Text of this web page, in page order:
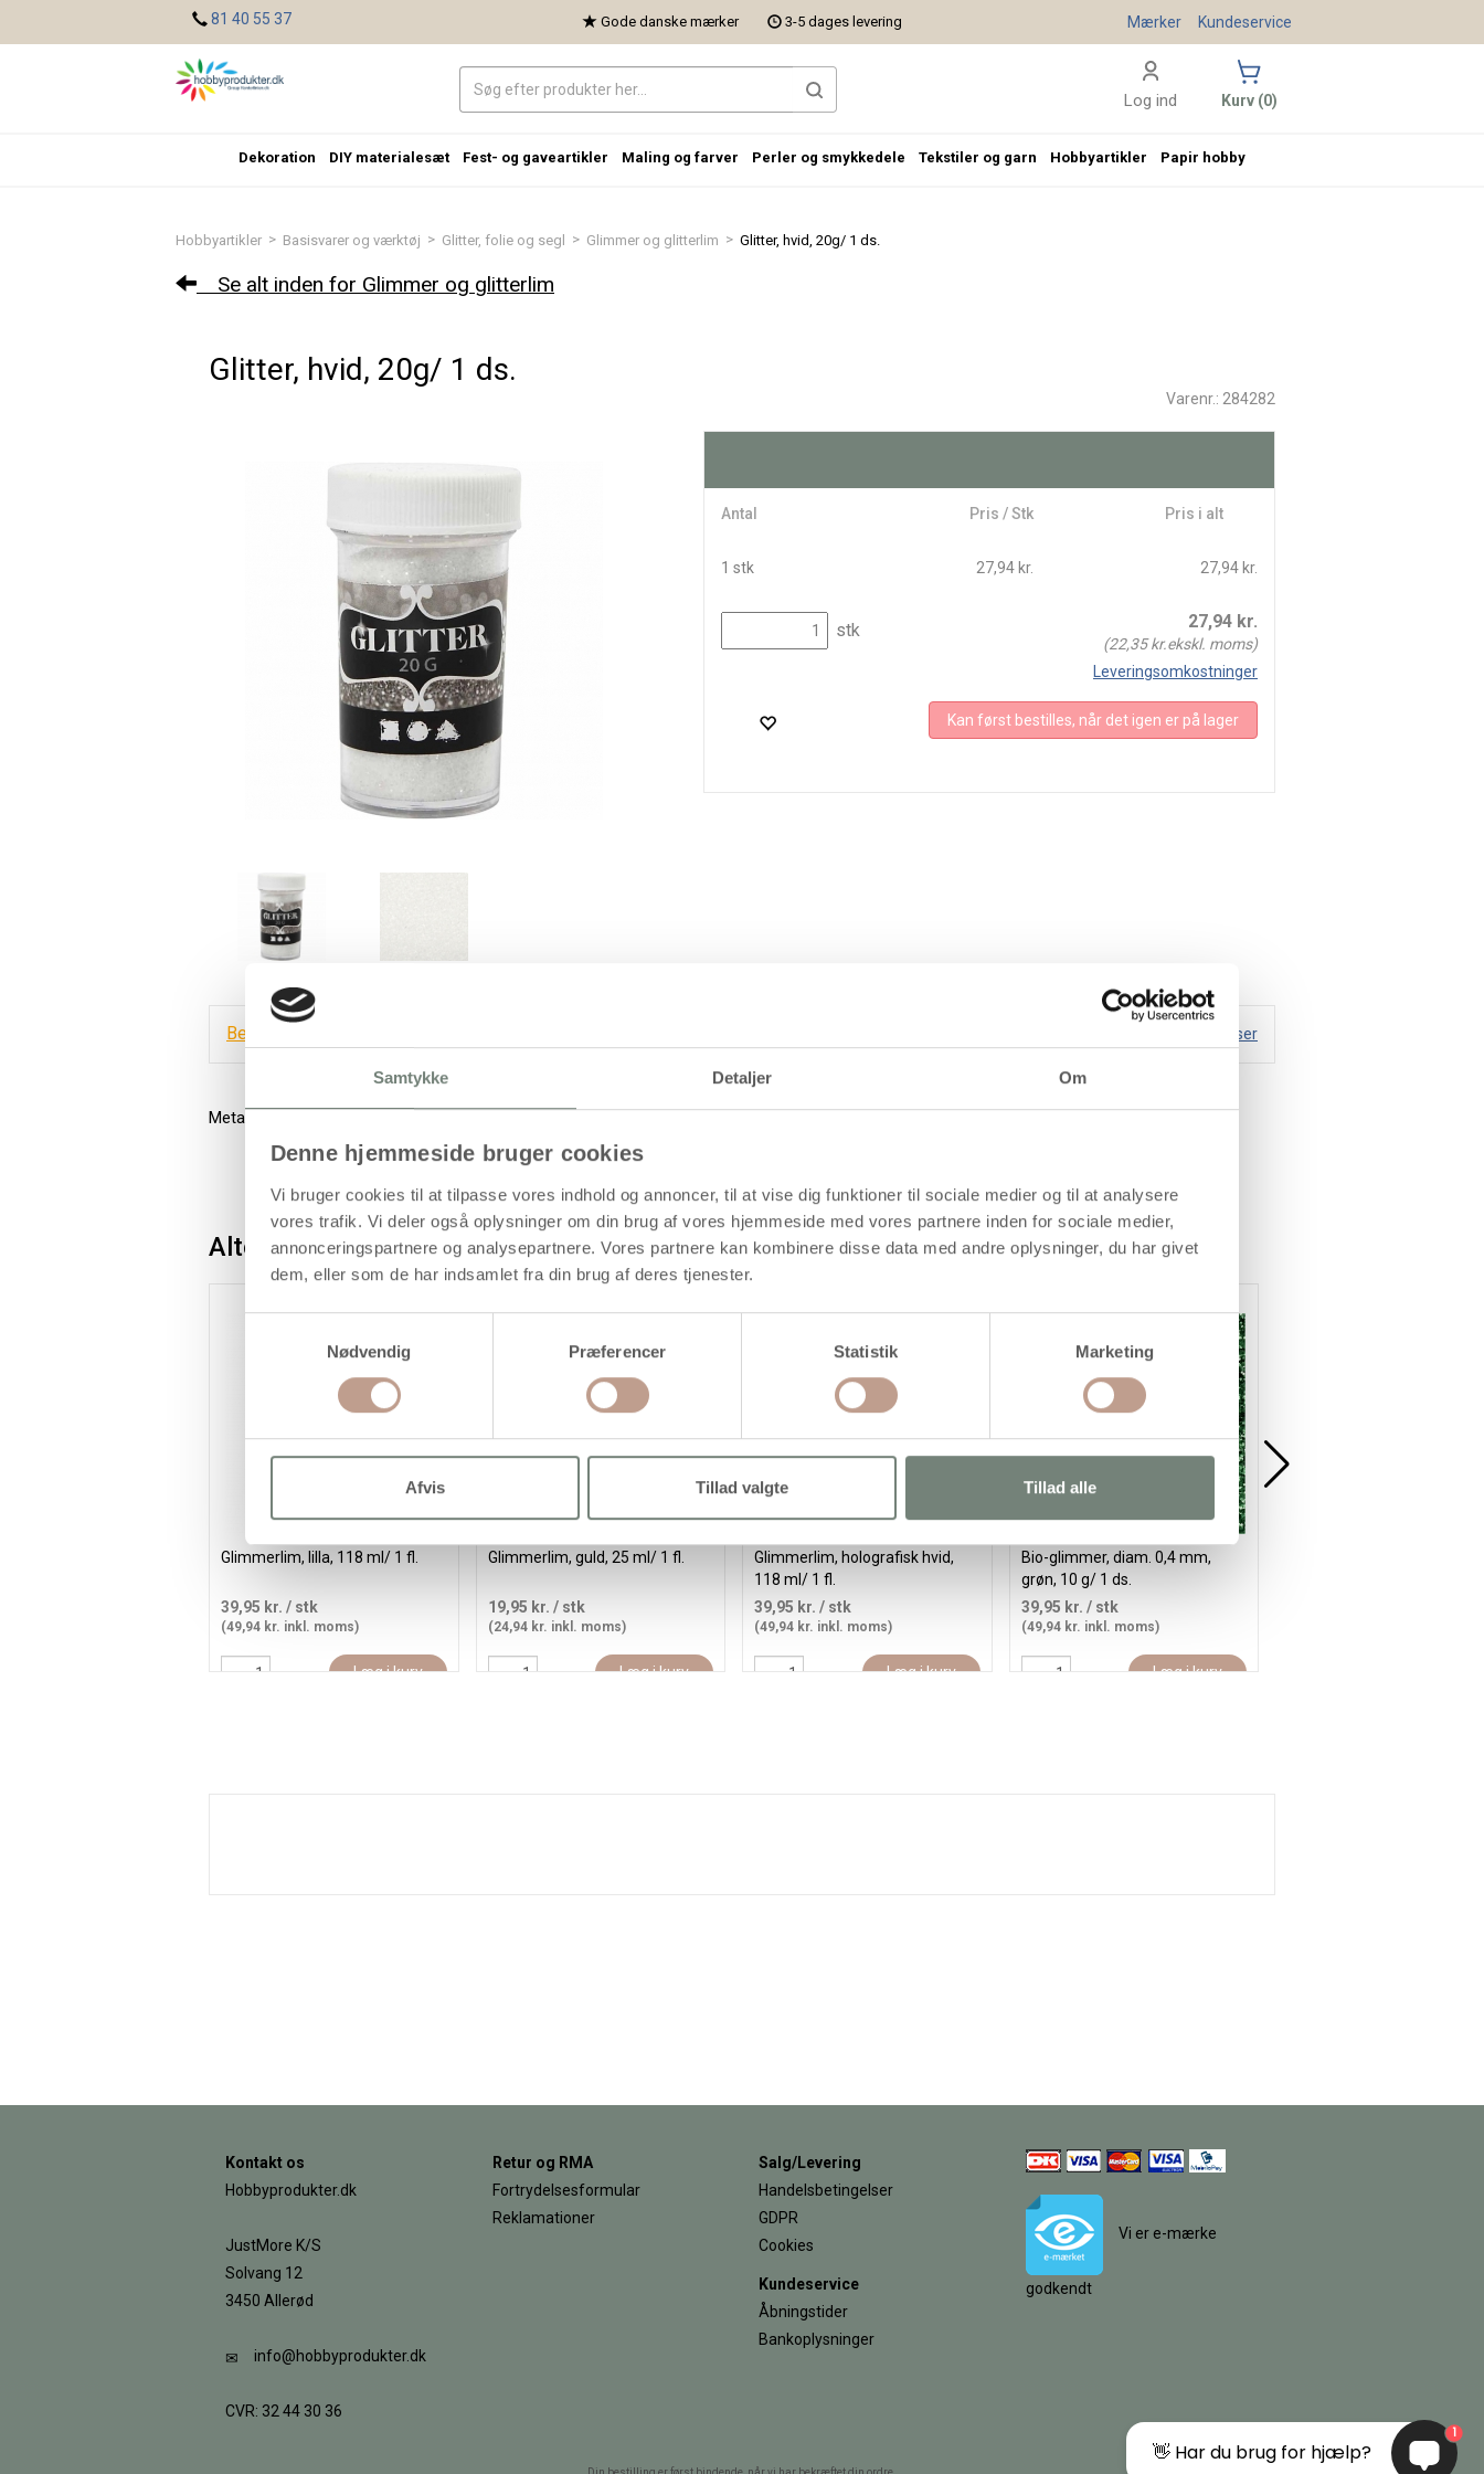
Samtykke Detaljer Om
Denne hjemmeside bruger cookies
Vi bruger cookies til at tilpasse vores indhold og annoncer, til at vise dig funktioner til sociale medier og til at analysere
vores trafik. Vi deler også oplysninger om din brug af vores hjemmeside med vores partnere inden for sociale medier,
annonceringspartnere og analysepartnere. Vores partnere kan kombinere disse data med andre oplysninger, du har givet
dem, eller som de har indsamlet fra din brug af deres tjenester.
Nødvendig
Præferencer Statistik Marketing
Afvis Tillad valgte Tillad alle
Hobbyartikler > Basisvarer og værktøj > Glitter, folie og segl > Glimmer og glitterlim > Glitter, hvid, 20g/ 1 ds.
Se alt inden for Glimmer og glitterlim
Glitter, hvid, 20g/ 1 ds.
Varenr.: 284282
Antal Pris / Stk Pris i alt
1 stk 27,94 kr. 27,94 kr.
stk 27,94kr.
(22,35kr.ekskl. moms)
Leveringsomkostninger
Kan først bestilles, når det igen er på lager
Bestillingsvare Handelsbetingelser
Metallisk glimmer, der glitrer
Alternativer
Glimmerlim, lilla, 118 ml/ 1 fl.
39,95 kr. / stk
(49,94 kr. inkl. moms)
Læg i kurv
Glimmerlim, guld, 25 ml/ 1 fl.
19,95 kr. / stk
(24,94 kr. inkl. moms)
Læg i kurv
Glimmerlim, holografisk hvid,
118 ml/ 1 fl.
39,95 kr. / stk
(49,94 kr. inkl. moms)
Læg i kurv
Bio-glimmer, diam. 0,4 mm,
grøn, 10 g/ 1 ds.
39,95 kr. / stk
(49,94 kr. inkl. moms)
Læg i kurv
81 40 55 37 Gode danske mærker 3-5 dages levering Kundeservice
Mærker
Log ind Kurv (0)
Dekoration DIY materialesæt Fest- og gaveartikler Maling og farver Perler og smykkedele Tekstiler og garn Hobbyartikler Papir hobby
Kontakt os
Hobbyprodukter.dk
JustMore K/S
Solvang 12
3450 Allerød
info@hobbyprodukter.dk
CVR: 32 44 30 36
Retur og RMA
Fortrydelsesformular
Reklamationer
Salg/Levering
Handelsbetingelser
GDPR
Cookies
Kundeservice
Åbningstider
Bankoplysninger
Vi er e-mærke
godkendt
👋 Har du brug for hjælp?
1